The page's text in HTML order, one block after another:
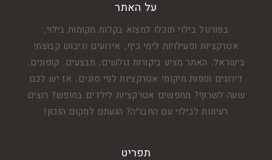
על האתר
בפורטל בילוי תוכלו למצוא בקלות מקומות בילוי,
אטרקציות ופעילויות לימי כיף, אירועים וגיבוש קבוצתי
בישראל. האתר מציע ביקורות גולשים, מבצעים, קופונים,
דירוגים ומפות מיקומי אטרקציות לפי סוגים. אז יש לכם
שעה לשרוף? מחפשים אטרקציות לילדים בחופש? רוצים
רעיונות לבילוי עם החבר'ה? הגעתם למקום הנכון!
תפריט